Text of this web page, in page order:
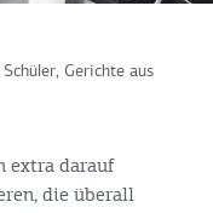
Gerichte aus
extra darauf
die überall